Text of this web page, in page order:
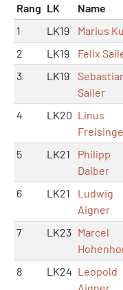
Rang LK Name
1
LK19 Marius
2
LK19 Felix
3
LK19
Sailer
4 LK20 Linus
5 LK21
Philipp
Daiber
6 LK21
Ludwig
Aigner
7 LK23 Marcel
8 LK24 Leopold